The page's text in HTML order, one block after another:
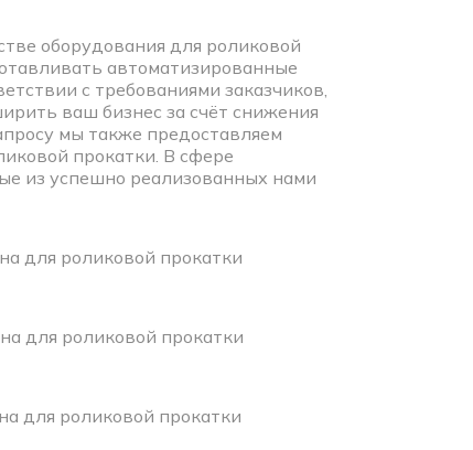
оборудования для роликовой
автоматизированные
с требованиями заказчиков,
ваш бизнес за счёт снижения
мы также предоставляем
прокатки. В сфере
из успешно реализованных нами
для роликовой прокатки
для роликовой прокатки
для роликовой прокатки